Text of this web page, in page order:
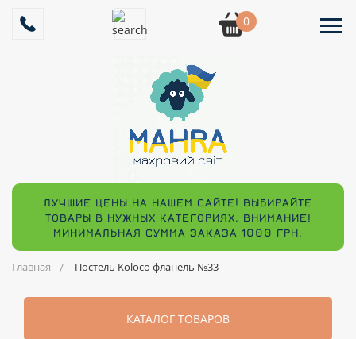
0
ЛУЧШИЕ ЦЕНЫ НА НАШЕМ САЙТЕ! ВЫБИРАЙТЕ
ТОВАРЫ В НУЖНЫХ КАТЕГОРИЯХ. ВНИМАНИЕ!
МИНИМАЛЬНАЯ СУММА ЗАКАЗА 1000 ГРН.
Главная Постель Koloco фланель №33
КАТАЛОГ ТОВАРОВ